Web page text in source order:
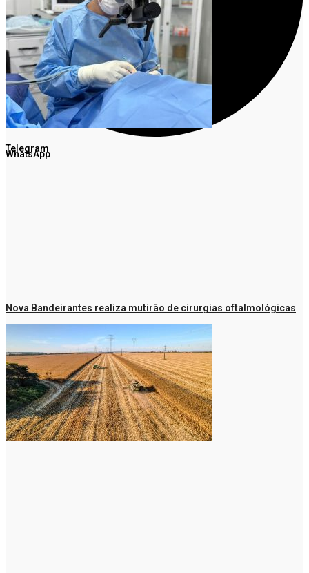
Facebook
Twitter
WhatsApp
Telegram
Nova Bandeirantes realiza mutirão de cirurgias oftalmológicas